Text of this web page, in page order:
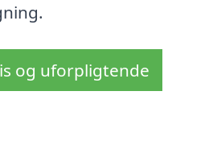
og uforpligtende